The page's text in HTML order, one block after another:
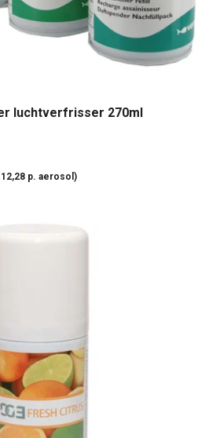
luchtverfrisser 270ml
p. aerosol)